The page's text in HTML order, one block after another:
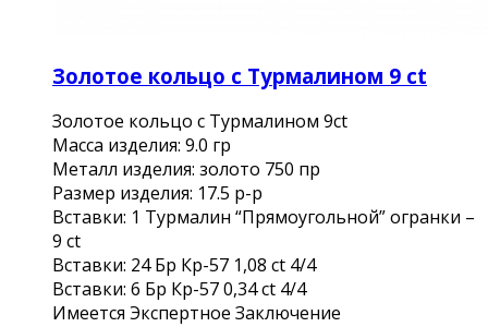
Золотое кольцо с Турмалином 9 ct
Золотое кольцо с Турмалином 9ct
Масса изделия: 9.0 гр
Металл изделия: золото 750 пр
Размер изделия: 17.5 р-р
Вставки: 1 Турмалин “Прямоугольной” огранки –
9 ct
Вставки: 24 Бр Кр-57 1,08 ct 4/4
Вставки: 6 Бр Кр-57 0,34 ct 4/4
Имеется Экспертное Заключение